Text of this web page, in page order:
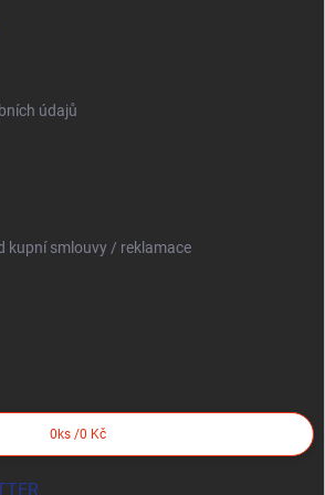
údajů
kupní smlouvy / reklamace
0ks /0 Kč